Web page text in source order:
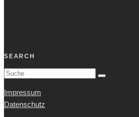
SEARCH
Impressum
Datenschutz